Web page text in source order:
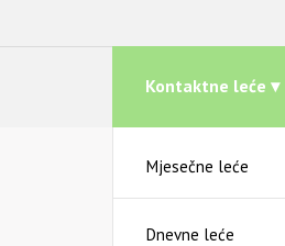
Kontaktne leće ▾
Mjesečne leće
Dnevne leće